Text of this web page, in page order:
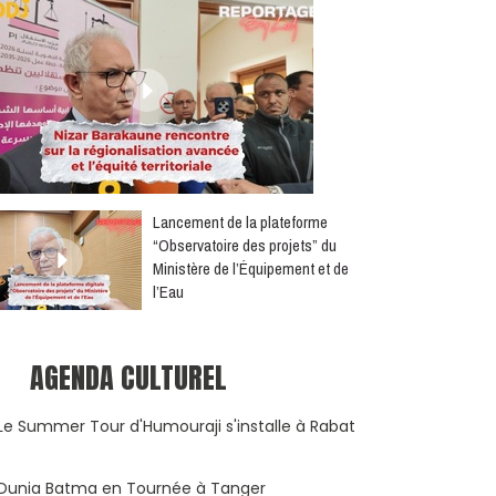
​Lancement de la plateforme
“Observatoire des projets” du
Ministère de l’Équipement et de
l’Eau
AGENDA CULTUREL
Summer Tour d'Humouraji s'installe à Rabat
Batma en Tournée à Tanger